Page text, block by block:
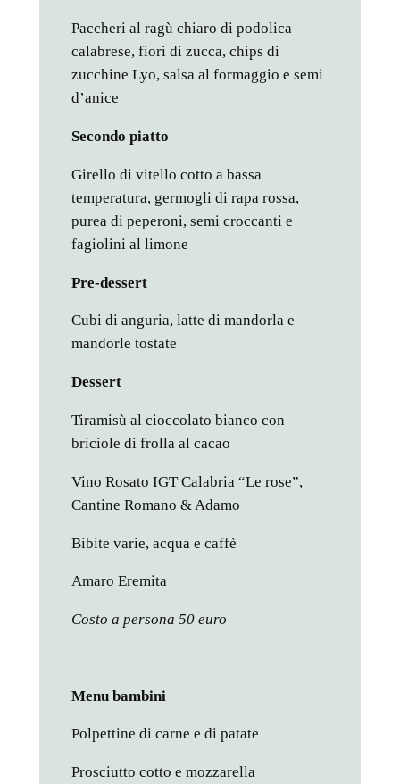
Paccheri al ragù chiaro di podolica
calabrese, fiori di zucca, chips di
zucchine Lyo, salsa al formaggio e semi
d’anice
Secondo piatto
Girello di vitello cotto a bassa
temperatura, germogli di rapa rossa,
purea di peperoni, semi croccanti e
fagiolini al limone
Pre-dessert
Cubi di anguria, latte di mandorla e
mandorle tostate
Dessert
Tiramisù al cioccolato bianco con
briciole di frolla al cacao
Vino Rosato IGT Calabria “Le rose”,
Cantine Romano & Adamo
Bibite varie, acqua e caffè
Amaro Eremita
Costo a persona 50 euro
Menu bambini
Polpettine di carne e di patate
Prosciutto cotto e mozzarella